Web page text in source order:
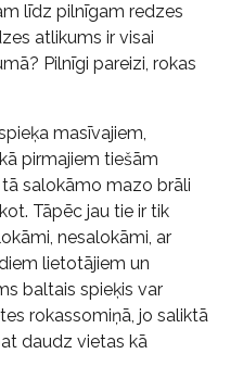
līdz pilnīgam redzes
atlikums ir visai
Pilnīgi pareizi, rokas
masīvajiem,
pirmajiem tiešām
salokāmo mazo brāli
Tāpēc jau tie ir tik
nesalokāmi, ar
lietotājiem un
baltais spieķis var
rokassomiņā, jo saliktā
daudz vietas kā